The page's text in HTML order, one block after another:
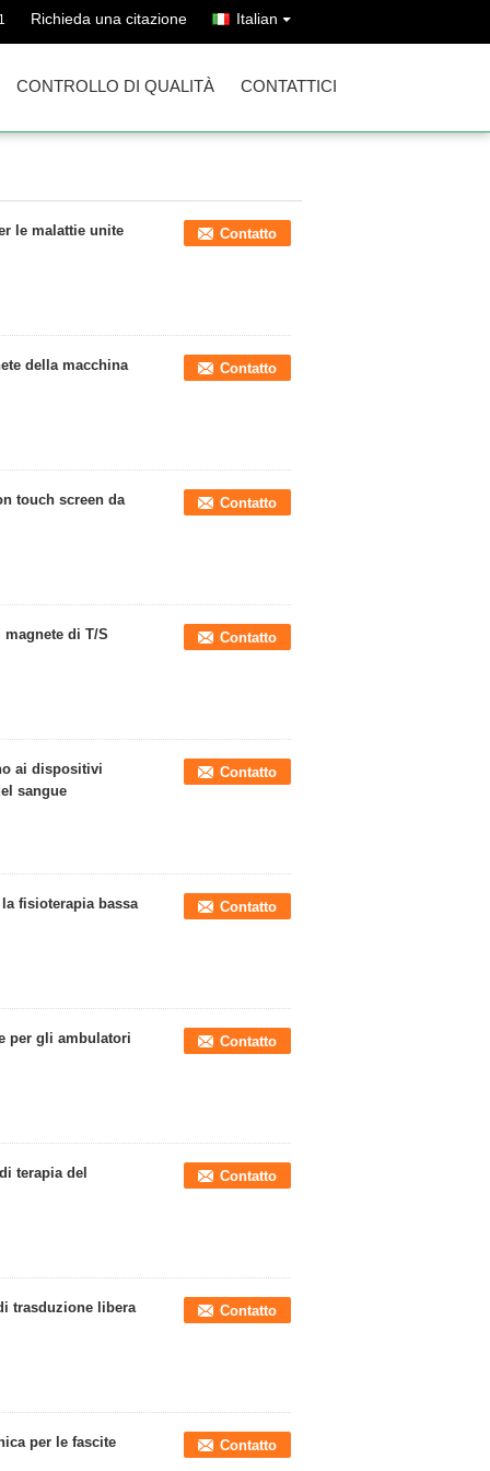
Richieda una citazione Italian
CONTROLLO DI QUALITÀ CONTATTICI
le malattie unite Contatto
della macchina Contatto
touch screen da Contatto
di T/S Contatto
ai dispositivi
sangue
Contatto
fisioterapia bassa Contatto
per gli ambulatori Contatto
terapia del Contatto
trasduzione libera Contatto
per le fascite Contatto